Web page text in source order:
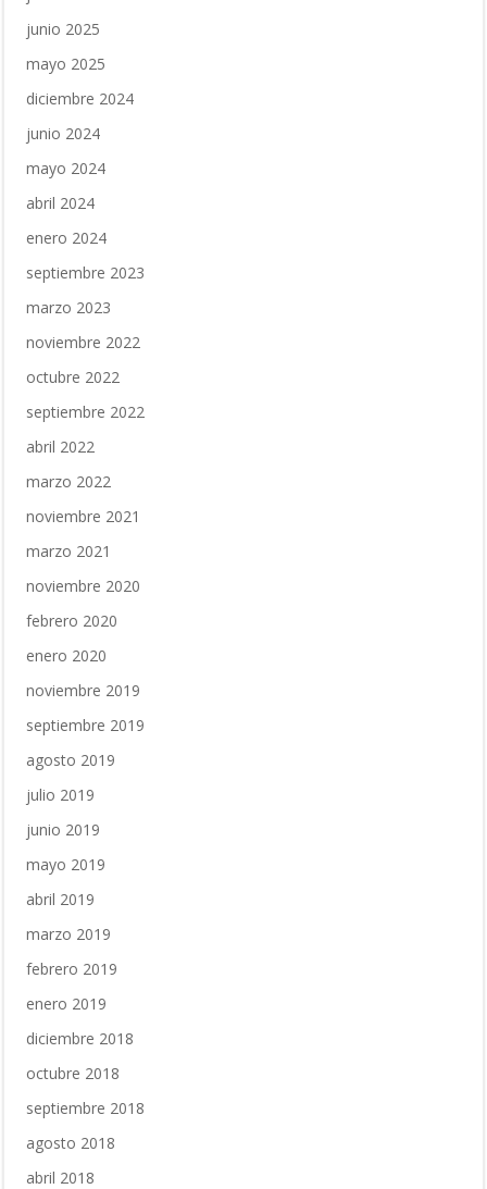
junio 2025
mayo 2025
diciembre 2024
junio 2024
mayo 2024
abril 2024
enero 2024
septiembre 2023
marzo 2023
noviembre 2022
octubre 2022
septiembre 2022
abril 2022
marzo 2022
noviembre 2021
marzo 2021
noviembre 2020
febrero 2020
enero 2020
noviembre 2019
septiembre 2019
agosto 2019
julio 2019
junio 2019
mayo 2019
abril 2019
marzo 2019
febrero 2019
enero 2019
diciembre 2018
octubre 2018
septiembre 2018
agosto 2018
abril 2018